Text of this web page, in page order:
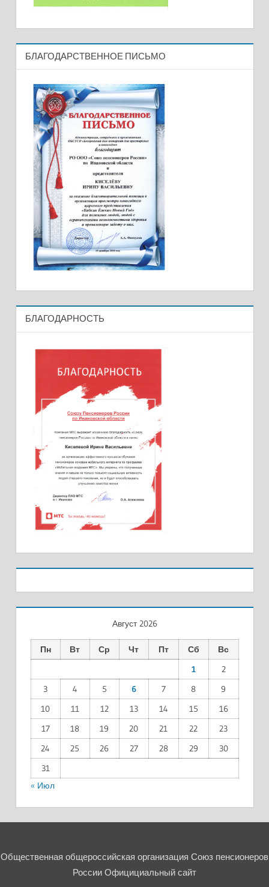
БЛАГОДАРСТВЕННОЕ ПИСЬМО
БЛАГОДАРНОСТЬ
Август 2026
Пн Вт Ср Чт Пт Сб
Вс
1
2
3
4 5 6 7 8
9
10
11 12 13 14 15
16
17
18 19 20 21 22
23
24
25 26 27 28 29
30
31
« Июл
Общественная общероссийская организация Союз пенсионеров
России Официциальный сайт